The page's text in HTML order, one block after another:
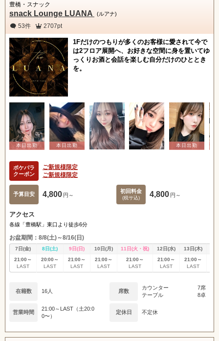
豊橋・スナック
snack Lounge LUANA (ルアナ)
53件 2707pt
1Fだけのつもりが多くのお客様に愛されて今で
は2フロア展開へ、お好きな空間に身を置いてゆ
っくりお酒と会話を楽しむ自分だけのひととき
を。
ポケパラ
クーポン
ご新規様限定
ご新規様限定
予算目安 4,800 円～
初回料金
(税サ込) 4,800 円～
アクセス
各線「豊橋駅」東口より徒歩6分
お盆期間：8/8(土)～8/16(日)
7日(金) 8日(土) 9日(日) 10日(月) 11日(火・祝) 12日(水) 13日(木)
21:00～
LAST
20:00～
LAST
21:00～
LAST
21:00～
LAST
21:00～
LAST
21:00～
LAST
21:00～
LAST
在籍数 16人 席数
カウンター
7席
テーブル
8卓
営業時間
21:00～LAST（土20:0
0〜）
定休日 不定休